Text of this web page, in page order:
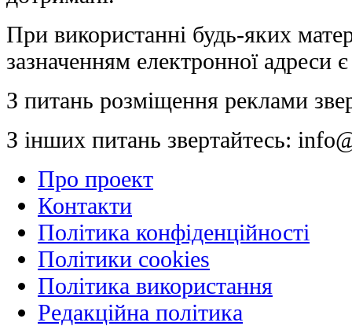
При використанні будь-яких
зазначенням електронної адреси
З питань розміщення реклами
З інших питань звертайтесь:
Про проект
Контакти
Політика конфіденційності
Політики cookies
Політика використання
Редакційна політика